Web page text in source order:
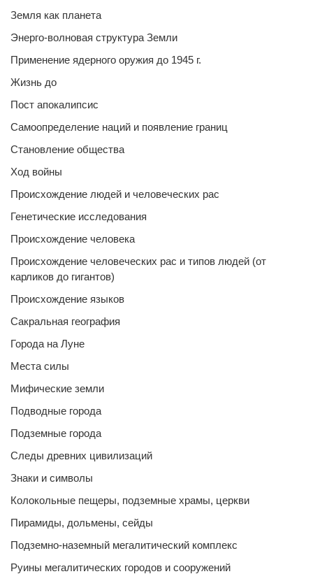
Земля как планета
Энерго-волновая структура Земли
Применение ядерного оружия до 1945 г.
Жизнь до
Пост апокалипсис
Самоопределение наций и появление границ
Становление общества
Ход войны
Происхождение людей и человеческих рас
Генетические исследования
Происхождение человека
Происхождение человеческих рас и типов людей (от
карликов до гигантов)
Происхождение языков
Сакральная география
Города на Луне
Места силы
Мифические земли
Подводные города
Подземные города
Следы древних цивилизаций
Знаки и символы
Колокольные пещеры, подземные храмы, церкви
Пирамиды, дольмены, сейды
Подземно-наземный мегалитический комплекс
Руины мегалитических городов и сооружений